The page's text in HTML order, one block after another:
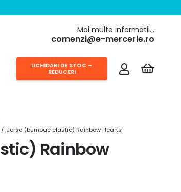
Mai multe informatii…
comenzi@e-mercerie.ro
LICHIDARI DE STOC –
REDUCERI
/ Jerse (bumbac elastic) Rainbow Hearts
Rainbow